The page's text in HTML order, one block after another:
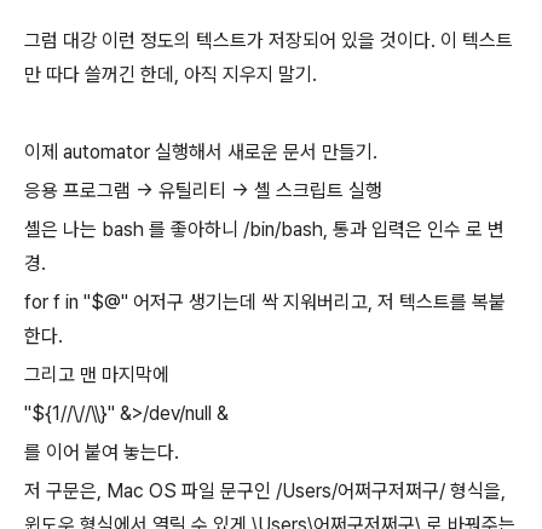
그럼 대강 이런 정도의 텍스트가 저장되어 있을 것이다. 이 텍스트
만 따다 쓸꺼긴 한데, 아직 지우지 말기.
이제 automator 실행해서 새로운 문서 만들기.
응용 프로그램 -> 유틸리티 -> 셸 스크립트 실행
셸은 나는 bash 를 좋아하니 /bin/bash, 통과 입력은 인수 로 변
경.
for f in "$@" 어저구 생기는데 싹 지워버리고, 저 텍스트를 복붙
한다.
그리고 맨 마지막에
"${1//\//\\}" &>/dev/null &
를 이어 붙여 놓는다.
저 구문은, Mac OS 파일 문구인 /Users/어쩌구저쩌구/ 형식을,